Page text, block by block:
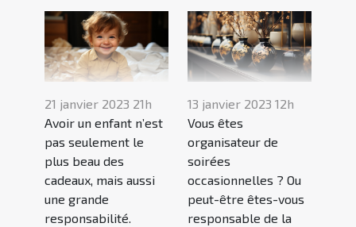
21 janvier 2023 21h
Avoir un enfant n’est
pas seulement le
plus beau des
cadeaux, mais aussi
une grande
responsabilité.
13 janvier 2023 12h
Vous êtes
organisateur de
soirées
occasionnelles ? Ou
peut-être êtes-vous
responsable de la